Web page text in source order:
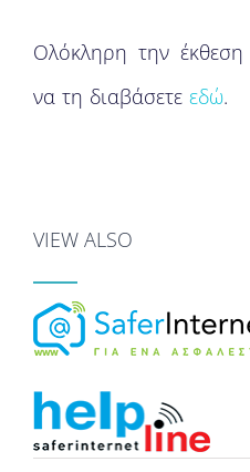
Ολόκληρη την
να τη διαβάσετε εδώ.
VIEW ALSO